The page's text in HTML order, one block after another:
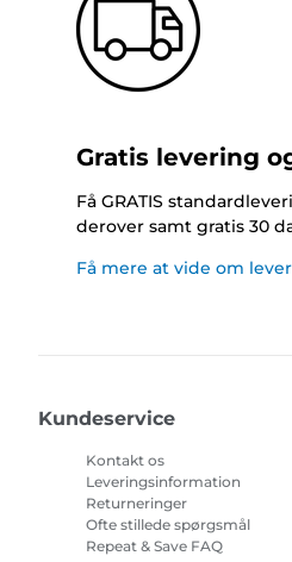
Gratis levering
Få GRATIS
derover samt gratis 30
Få mere at vide om
Kundeservice
Kontakt os
Leveringsinformation
Returneringer
Ofte stillede spørgsmål
Repeat & Save FAQ